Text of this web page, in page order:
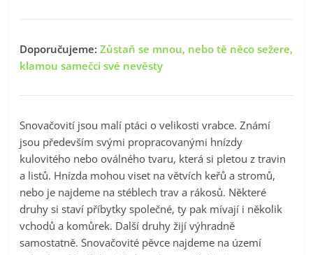
Doporučujeme:Zůstaň se mnou, nebo tě něco sežere,
klamou samečci své nevěsty
Snovačovití jsou malí ptáci o velikosti vrabce. Známí
jsou především svými propracovanými hnízdy
kulovitého nebo oválného tvaru, která si pletou z travin
a listů. Hnízda mohou viset na větvích keřů a stromů,
nebo je najdeme na stéblech trav a rákosů. Některé
druhy si staví příbytky společné, ty pak mívají i několik
vchodů a komůrek. Další druhy žijí výhradně
samostatně. Snovačovité pěvce najdeme na území